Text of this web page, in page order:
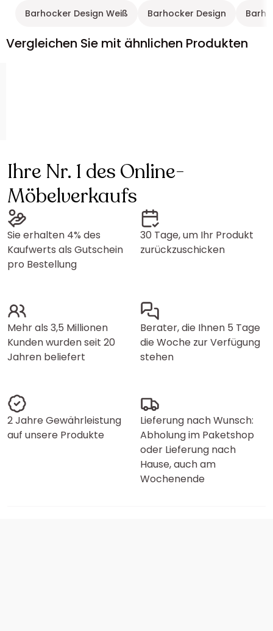
Barhocker Design Weiß Barhocker Design
Vergleichen Sie mit ähnlichen Produkten
Ihre Nr. 1 des Online-
Möbelverkaufs
Sie erhalten 4% des
Kaufwerts als Gutschein
pro Bestellung
30 Tage, um Ihr Produkt
zurückzuschicken
Mehr als 3,5 Millionen
Kunden wurden seit 20
Jahren beliefert
Berater, die Ihnen 5 Tage
die Woche zur Verfügung
stehen
2 Jahre Gewährleistung
auf unsere Produkte
Lieferung nach Wunsch:
Abholung im Paketshop
oder Lieferung nach
Hause, auch am
Wochenende